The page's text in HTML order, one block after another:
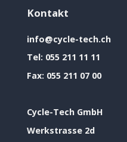
Kontakt
info@cycle-tech.ch
Tel: 055 211 11 11
Fax: 055 211 07 00
Cycle-Tech GmbH
Werkstrasse 2d